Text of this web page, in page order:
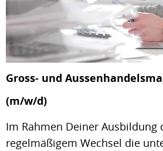
Gross- und
(m/w/d)
Im Rahmen Deiner Ausbildung
regelmäßigem Wechsel die